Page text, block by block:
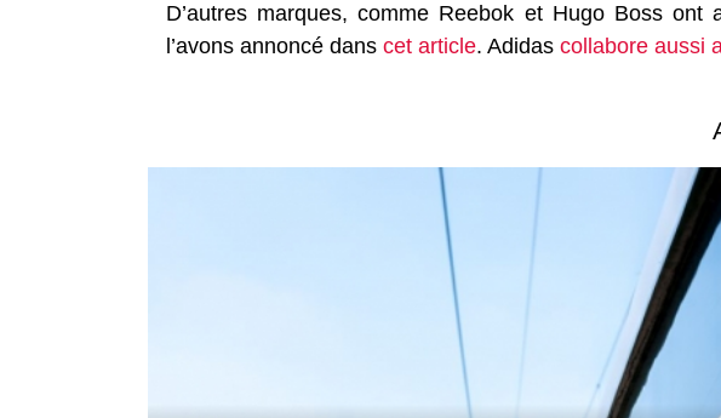
D’autres marques, comme Reebok et Hugo Boss
l’avons annoncé dans cet article. Adidas collabore aussi